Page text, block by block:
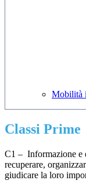
Mobilità
Classi Prime
C1 – Informazione e
recuperare,
giudicare la loro